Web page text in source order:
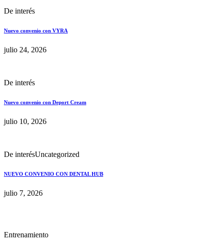
De interés
Nuevo convenio con VYRA
julio 24, 2026
De interés
Nuevo convenio con Deport Cream
julio 10, 2026
De interésUncategorized
NUEVO CONVENIO CON DENTAL HUB
julio 7, 2026
Entrenamiento